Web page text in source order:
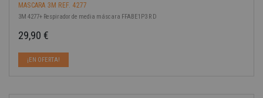
MASCARA 3M REF. 4277
3M 4277+ Respirador de media máscara FFABE1P3 R D
29,90 €
¡EN OFERTA!